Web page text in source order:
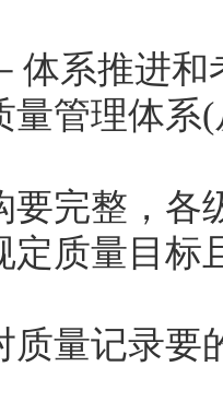
体系推进和
量管理体
完整，各
质量目标
量记录要